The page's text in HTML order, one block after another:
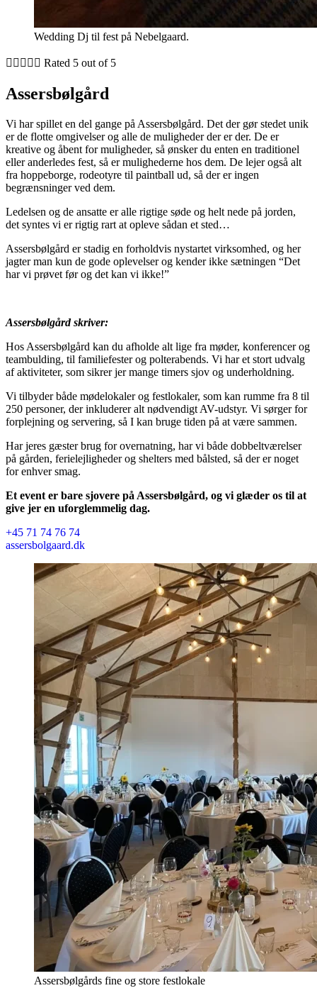
Wedding Dj til fest på Nebelgaard.
     Rated 5 out of 5
Assersbølgård
Vi har spillet en del gange på Assersbølgård. Det der gør stedet unik
er de flotte omgivelser og alle de muligheder der er der. De er
kreative og åbent for muligheder, så ønsker du enten en traditionel
eller anderledes fest, så er mulighederne hos dem. De lejer også alt
fra hoppeborge, rodeotyre til paintball ud, så der er ingen
begrænsninger ved dem.
Ledelsen og de ansatte er alle rigtige søde og helt nede på jorden,
det syntes vi er rigtig rart at opleve sådan et sted…
Assersbølgård er stadig en forholdvis nystartet virksomhed, og her
jagter man kun de gode oplevelser og kender ikke sætningen “Det
har vi prøvet før og det kan vi ikke!”
Assersbølgård skriver:
Hos Assersbølgård kan du afholde alt lige fra møder, konferencer og
teambulding, til familiefester og polterabends. Vi har et stort udvalg
af aktiviteter, som sikrer jer mange timers sjov og underholdning.
Vi tilbyder både mødelokaler og festlokaler, som kan rumme fra 8 til
250 personer, der inkluderer alt nødvendigt AV-udstyr. Vi sørger for
forplejning og servering, så I kan bruge tiden på at være sammen.
Har jeres gæster brug for overnatning, har vi både dobbeltværelser
på gården, ferielejligheder og shelters med bålsted, så der er noget
for enhver smag.
Et event er bare sjovere på Assersbølgård, og vi glæder os til at
give jer en uforglemmelig dag.
+45 71 74 76 74
assersbolgaard.dk
Assersbølgårds fine og store festlokale